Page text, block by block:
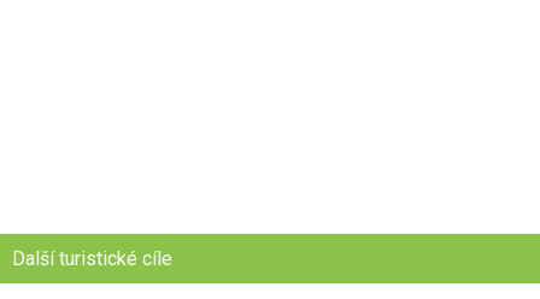
Další turistické cíle